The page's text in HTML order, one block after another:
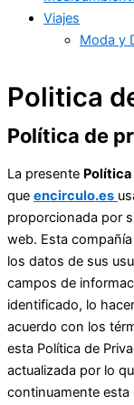
Viajes
Moda y
Politica
Política de
La presente Política
que encirculo.es
proporcionada por
web. Esta
los datos de sus
campos de
identificado, lo
acuerdo con los
esta Política de
actualizada por lo
continuamente esta